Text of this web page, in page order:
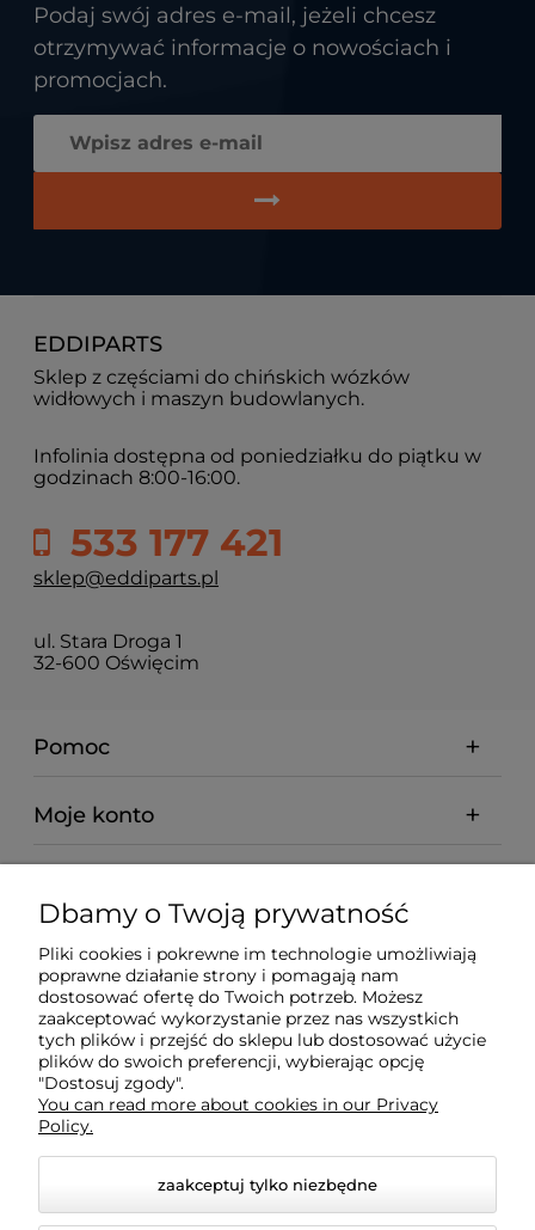
Podaj swój adres e-mail, jeżeli chcesz
otrzymywać informacje o nowościach i
promocjach.
EDDIPARTS
Sklep z częściami do chińskich wózków
widłowych i maszyn budowlanych.
Infolinia dostępna od poniedziałku do piątku w
godzinach 8:00-16:00.
533 177 421
sklep@eddiparts.pl
ul. Stara Droga 1
32-600 Oświęcim
Pomoc
Moje konto
Informacje
O nas
Dbamy o Twoją prywatność
Pliki cookies i pokrewne im technologie umożliwiają
poprawne działanie strony i pomagają nam
dostosować ofertę do Twoich potrzeb. Możesz
zaakceptować wykorzystanie przez nas wszystkich
tych plików i przejść do sklepu lub dostosować użycie
plików do swoich preferencji, wybierając opcję
"Dostosuj zgody".
You can read more about cookies in our Privacy
Policy.
zaakceptuj tylko niezbędne